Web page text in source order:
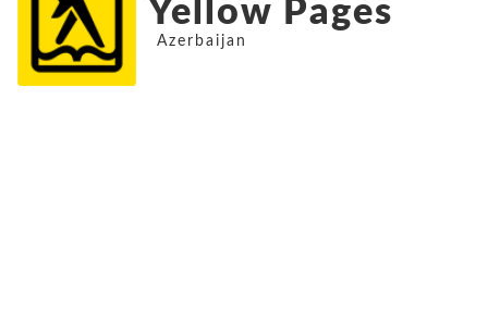
Yellow Pages
Azerbaijan